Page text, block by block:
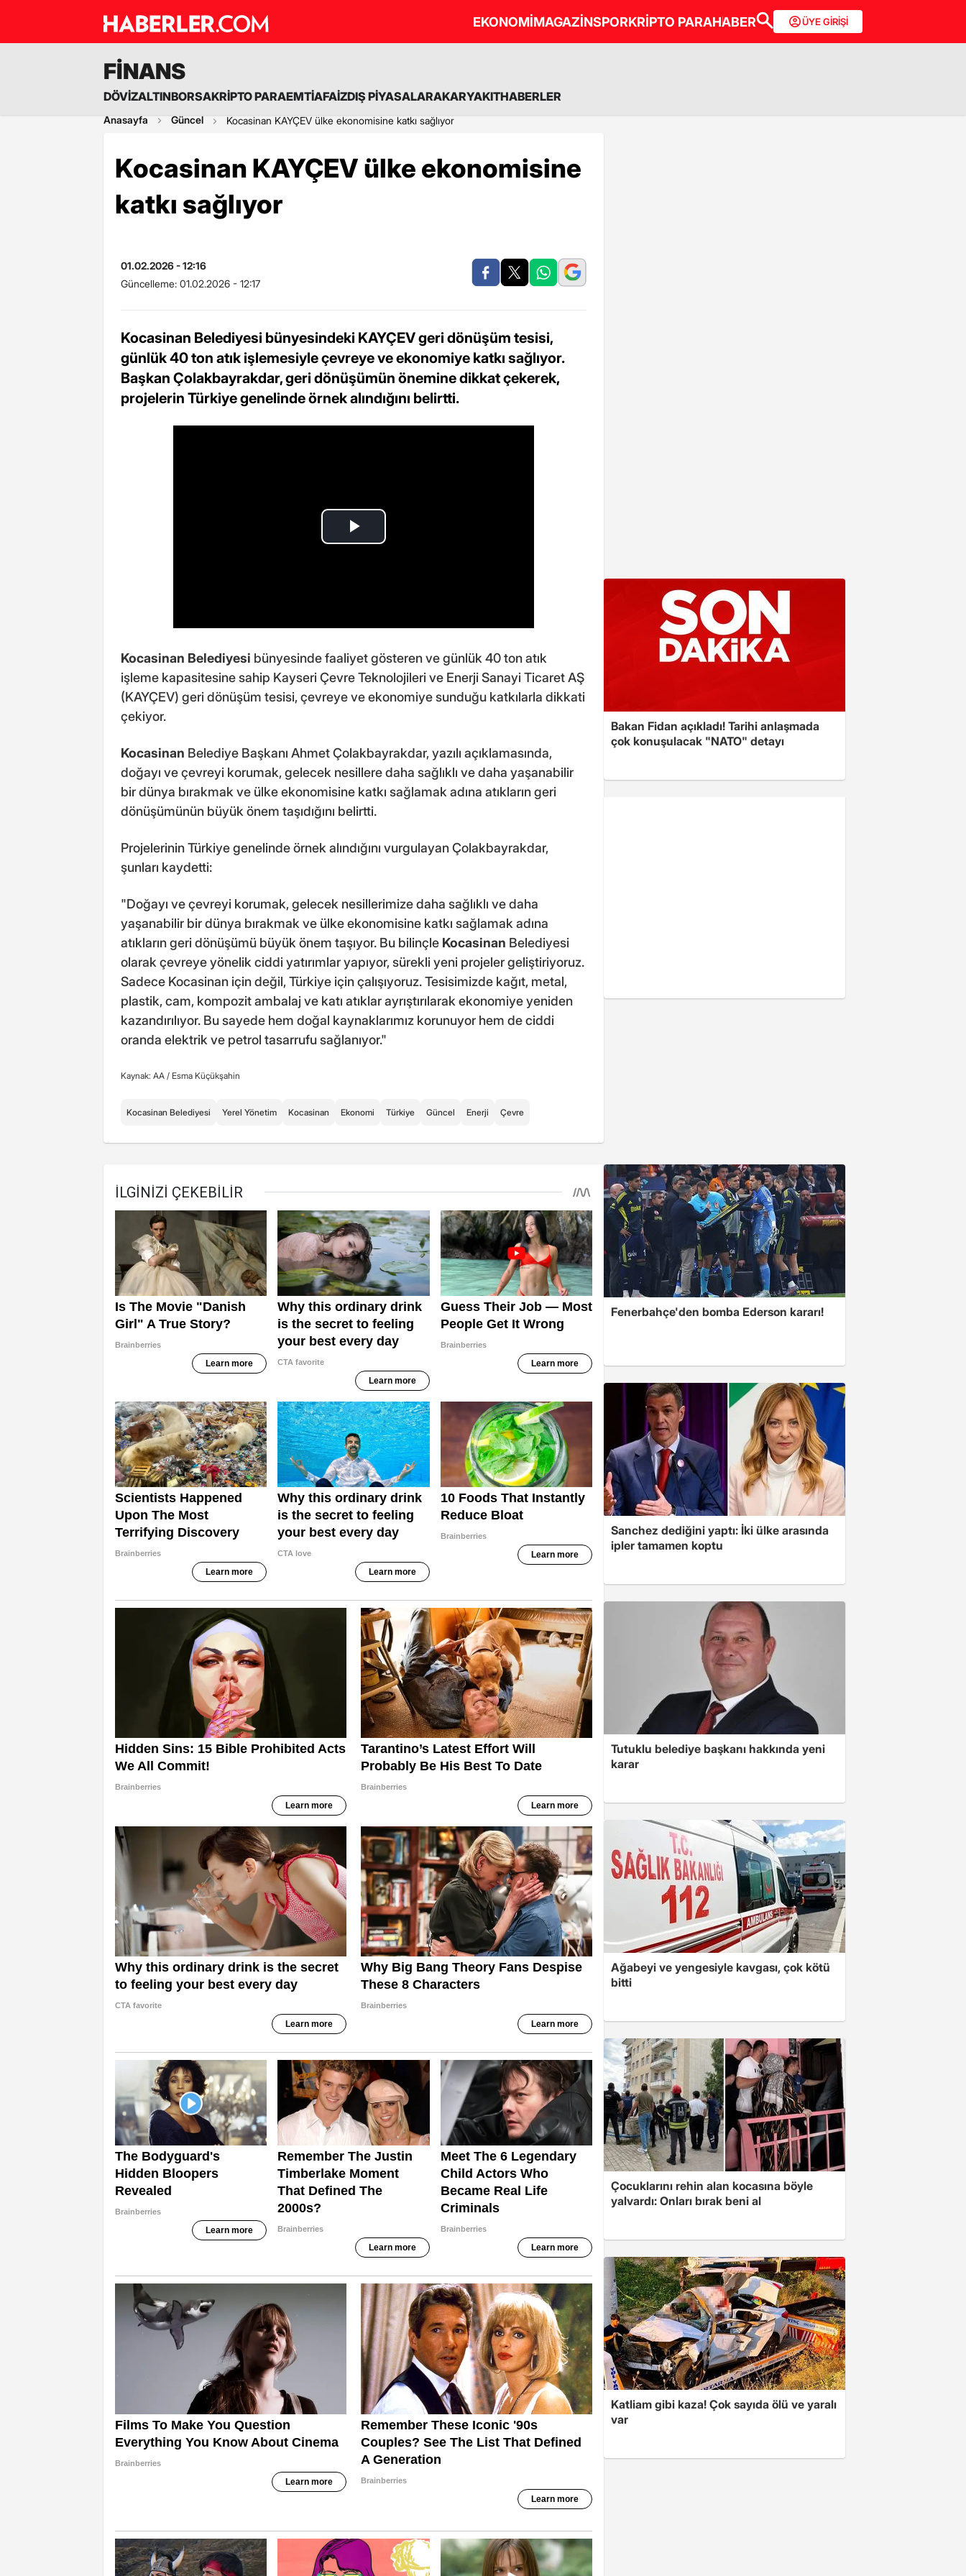
EKONOMİMAGAZİNSPORKRİPTO PARAHABER ÜYE GİRİŞİ
FİNANS
DÖVİZALTINBORSAKRİPTO PARAEMTİAFAİZDIŞ PİYASALARAKARYAKITHABERLER
Anasayfa Güncel Kocasinan KAYÇEV ülke ekonomisine katkı sağlıyor
Kocasinan KAYÇEV ülke ekonomisine
katkı sağlıyor
01.02.2026 - 12:16
Güncelleme: 01.02.2026 - 12:17
Kocasinan Belediyesi bünyesindeki KAYÇEV geri dönüşüm tesisi,
günlük 40 ton atık işlemesiyle çevreye ve ekonomiye katkı sağlıyor.
Başkan Çolakbayrakdar, geri dönüşümün önemine dikkat çekerek,
projelerin Türkiye genelinde örnek alındığını belirtti.
Kocasinan Belediyesi bünyesinde faaliyet gösteren ve günlük 40 ton atık
işleme kapasitesine sahip Kayseri Çevre Teknolojileri ve Enerji Sanayi Ticaret AŞ
(KAYÇEV) geri dönüşüm tesisi, çevreye ve ekonomiye sunduğu katkılarla dikkati
çekiyor.
Kocasinan Belediye Başkanı Ahmet Çolakbayrakdar, yazılı açıklamasında,
doğayı ve çevreyi korumak, gelecek nesillere daha sağlıklı ve daha yaşanabilir
bir dünya bırakmak ve ülke ekonomisine katkı sağlamak adına atıkların geri
dönüşümünün büyük önem taşıdığını belirtti.
Projelerinin Türkiye genelinde örnek alındığını vurgulayan Çolakbayrakdar,
şunları kaydetti:
"Doğayı ve çevreyi korumak, gelecek nesillerimize daha sağlıklı ve daha
yaşanabilir bir dünya bırakmak ve ülke ekonomisine katkı sağlamak adına
atıkların geri dönüşümü büyük önem taşıyor. Bu bilinçle Kocasinan Belediyesi
olarak çevreye yönelik ciddi yatırımlar yapıyor, sürekli yeni projeler geliştiriyoruz.
Sadece Kocasinan için değil, Türkiye için çalışıyoruz. Tesisimizde kağıt, metal,
plastik, cam, kompozit ambalaj ve katı atıklar ayrıştırılarak ekonomiye yeniden
kazandırılıyor. Bu sayede hem doğal kaynaklarımız korunuyor hem de ciddi
oranda elektrik ve petrol tasarrufu sağlanıyor."
Kaynak: AA / Esma Küçükşahin
Kocasinan Belediyesi Yerel Yönetim Kocasinan Ekonomi Türkiye Güncel Enerji Çevre
Bakan Fidan açıkladı! Tarihi anlaşmada
çok konuşulacak "NATO" detayı
Fenerbahçe'den bomba Ederson kararı!
Sanchez dediğini yaptı: İki ülke arasında
ipler tamamen koptu
Tutuklu belediye başkanı hakkında yeni
karar
Ağabeyi ve yengesiyle kavgası, çok kötü
bitti
Çocuklarını rehin alan kocasına böyle
yalvardı: Onları bırak beni al
Katliam gibi kaza! Çok sayıda ölü ve yaralı
var